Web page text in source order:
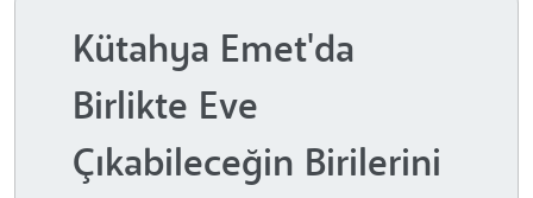
Kütahya Emet'da
Birlikte Eve
Çıkabileceğin Birilerini